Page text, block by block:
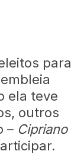
para
ela teve
outros
– Cipriano